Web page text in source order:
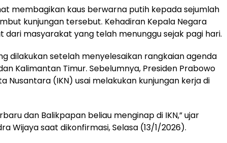
membagikan kaus berwarna putih kepada sejumlah
kunjungan tersebut. Kehadiran Kepala Negara
masyarakat yang telah menunggu sejak pagi hari.
dilakukan setelah menyelesaikan rangkaian agenda
Kalimantan Timur. Sebelumnya, Presiden Prabowo
Nusantara (IKN) usai melakukan kunjungan kerja di
dan Balikpapan beliau menginap di IKN,” ujar
Wijaya saat dikonfirmasi, Selasa (13/1/2026).